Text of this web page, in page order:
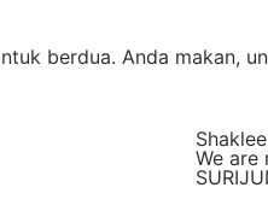
berdua. Anda makan,
We are